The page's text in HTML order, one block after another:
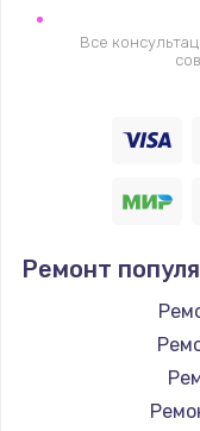
Все
Ремонт